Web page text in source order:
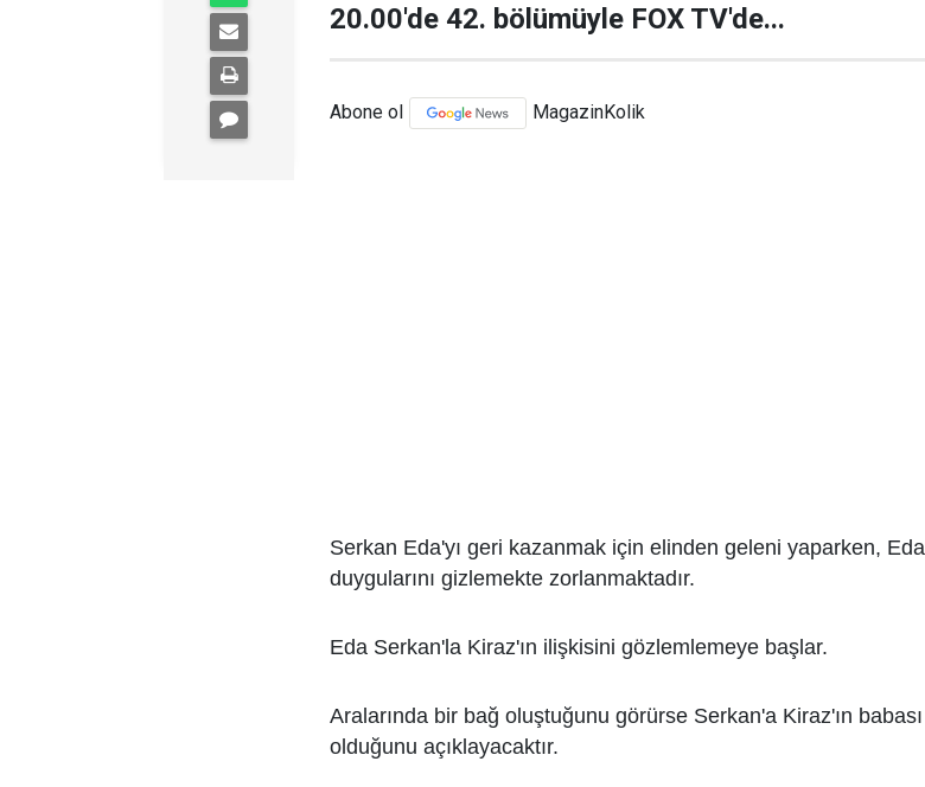
20.00'de 42. bölümüyle FOX TV'de...
Abone ol MagazinKolik
Serkan Eda'yı geri kazanmak için elinden geleni yaparken, Eda
duygularını gizlemekte zorlanmaktadır.
Eda Serkan'la Kiraz'ın ilişkisini gözlemlemeye başlar.
Aralarında bir bağ oluştuğunu görürse Serkan'a Kiraz'ın babası
olduğunu açıklayacaktır.